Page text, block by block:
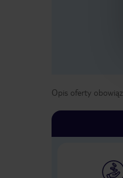
Opis oferty